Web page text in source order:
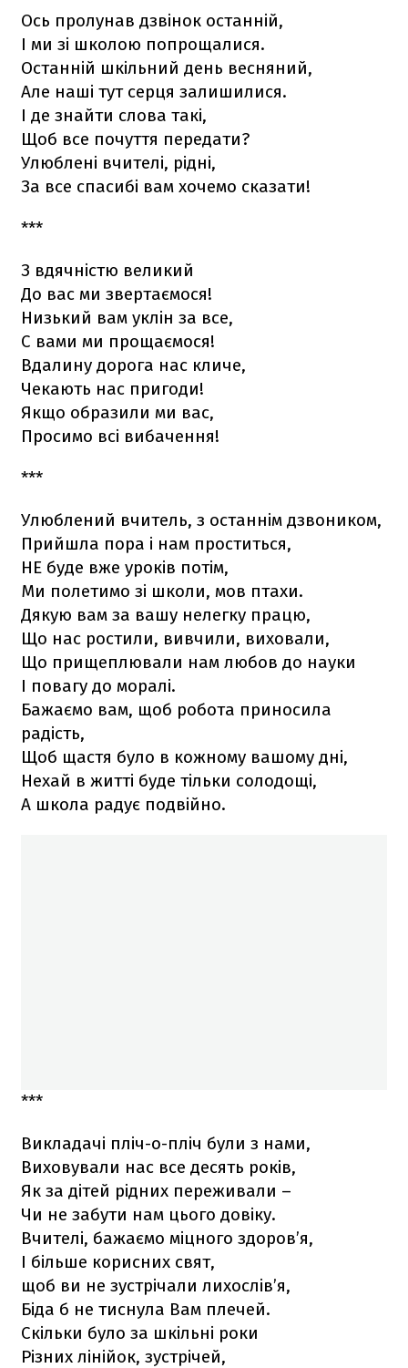
Ось пролунав дзвінок останній,
І ми зі школою попрощалися.
Останній шкільний день весняний,
Але наші тут серця залишилися.
І де знайти слова такі,
Щоб все почуття передати?
Улюблені вчителі, рідні,
За все спасибі вам хочемо сказати!
***
З вдячністю великий
До вас ми звертаємося!
Низький вам уклін за все,
С вами ми прощаємося!
Вдалину дорога нас кличе,
Чекають нас пригоди!
Якщо образили ми вас,
Просимо всі вибачення!
***
Улюблений вчитель, з останнім дзвоником,
Прийшла пора і нам проститься,
НЕ буде вже уроків потім,
Ми полетимо зі школи, мов птахи.
Дякую вам за вашу нелегку працю,
Що нас ростили, вивчили, виховали,
Що прищеплювали нам любов до науки
І повагу до моралі.
Бажаємо вам, щоб робота приносила
радість,
Щоб щастя було в кожному вашому дні,
Нехай в житті буде тільки солодощі,
А школа радує подвійно.
***
Викладачі пліч-о-пліч були з нами,
Виховували нас все десять років,
Як за дітей рідних переживали –
Чи не забути нам цього довіку.
Вчителі, бажаємо міцного здоров’я,
І більше корисних свят,
щоб ви не зустрічали лихослів’я,
Біда б не тиснула Вам плечей.
Скільки було за шкільні роки
Різних лінійок, зустрічей,